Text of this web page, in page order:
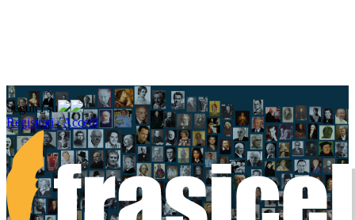
Seguici su
Registrati / Accedi